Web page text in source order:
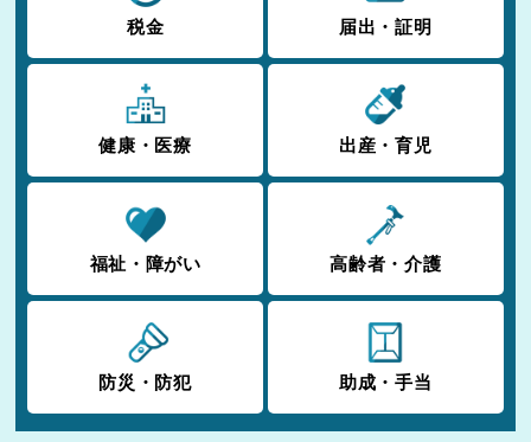
税金 届出・証明
健康・医療 出産・育児
福祉・障がい 高齢者・介護
防災・防犯 助成・手当